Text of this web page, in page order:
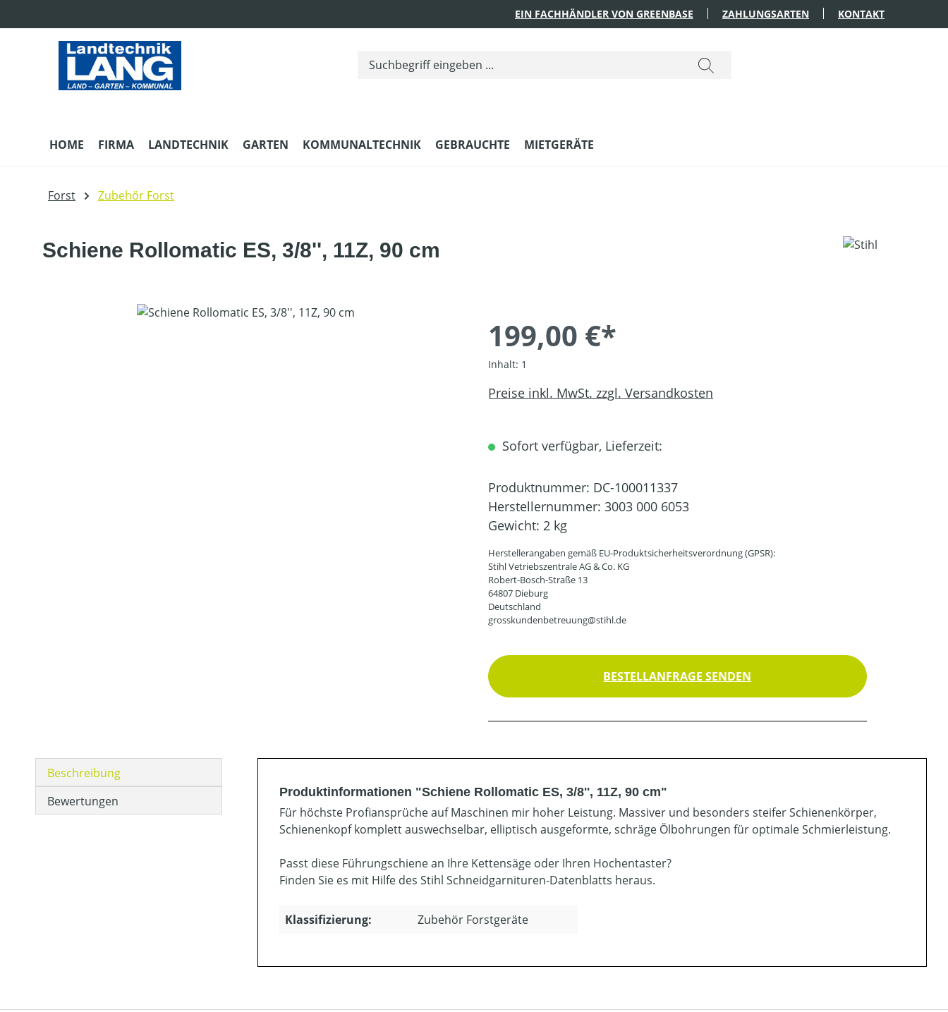
EIN FACHHÄNDLER VON GREENBASE ZAHLUNGSARTEN KONTAKT
HOME FIRMA LANDTECHNIK GARTEN KOMMUNALTECHNIK GEBRAUCHTE MIETGERÄTE
Forst Zubehör Forst
Schiene Rollomatic ES, 3/8'', 11Z, 90 cm
Bildergalerie überspringen
199,00 €*
Inhalt: 1
Preise inkl. MwSt. zzgl. Versandkosten
Sofort verfügbar, Lieferzeit:
Produktnummer: DC-100011337
Herstellernummer: 3003 000 6053
Gewicht: 2 kg
Herstellerangaben gemäß EU-Produktsicherheitsverordnung (GPSR):
Stihl Vetriebszentrale AG & Co. KG
Robert-Bosch-Straße 13
64807 Dieburg
Deutschland
grosskundenbetreuung@stihl.de
BESTELLANFRAGE SENDEN
Beschreibung
Bewertungen
Produktinformationen "Schiene Rollomatic ES, 3/8'', 11Z, 90 cm"
Für höchste Profiansprüche auf Maschinen mir hoher Leistung. Massiver und besonders steifer Schienenkörper,
Schienenkopf komplett auswechselbar, elliptisch ausgeformte, schräge Ölbohrungen für optimale Schmierleistung.
Passt diese Führungschiene an Ihre Kettensäge oder Ihren Hochentaster?
Finden Sie es mit Hilfe des Stihl Schneidgarnituren-Datenblatts heraus.
Klassifizierung: Zubehör Forstgeräte